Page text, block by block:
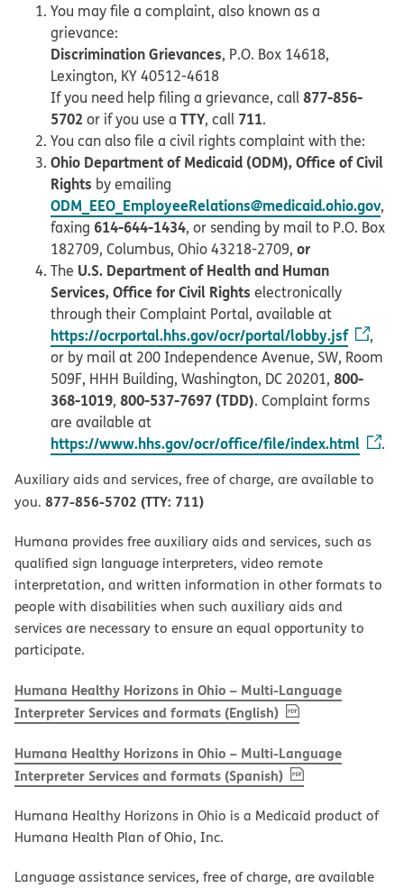
You may file a complaint, also known as a
grievance:
Discrimination Grievances, P.O. Box 14618,
Lexington, KY 40512-4618
If you need help filing a grievance, call877-856-
5702 or if you use a TTY, call 711.
You can also file a civil rights complaint with the:
Ohio Department of Medicaid (ODM), Office of Civil
Rights by emailing
ODM_EEO_EmployeeRelations@medicaid.ohio.gov,
faxing 614-644-1434, or sending by mail to P.O. Box
182709, Columbus, Ohio 43218-2709, or
The U.S. Department of Health and Human
Services, Office for Civil Rights electronically
through their Complaint Portal, available at
https://ocrportal.hhs.gov/ocr/portal/lobby.jsf
,
or by mail at 200 Independence Avenue, SW, Room
509F, HHH Building, Washington, DC 20201, 800-
368-1019, 800-537-7697 (TDD). Complaint forms
are available at
https://www.hhs.gov/ocr/office/file/index.html .
Auxiliary aids and services, free of charge, are available to
you. 877-856-5702 (TTY: 711)
Humana provides free auxiliary aids and services, such as
qualified sign language interpreters, video remote
interpretation, and written information in other formats to
people with disabilities when such auxiliary aids and
services are necessary to ensure an equal opportunity to
participate.
Humana Healthy Horizons in Ohio – Multi-Language
Interpreter Services and formats (English), PDF(opens in new
Humana Healthy Horizons in Ohio – Multi-Language
Interpreter Services and formats (Spanish), PDF(opens in new
Humana Healthy Horizons in Ohio is a Medicaid product of
Humana Health Plan of Ohio, Inc.
Language assistance services, free of charge, are available